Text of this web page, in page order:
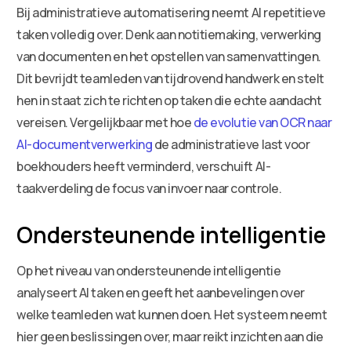
Bij administratieve automatisering neemt AI repetitieve
taken volledig over. Denk aan notitiemaking, verwerking
van documenten en het opstellen van samenvattingen.
Dit bevrijdt teamleden van tijdrovend handwerk en stelt
hen in staat zich te richten op taken die echte aandacht
vereisen. Vergelijkbaar met hoede evolutie van OCR naar
AI-documentverwerkingde administratieve last voor
boekhouders heeft verminderd, verschuift AI-
taakverdeling de focus van invoer naar controle.
Ondersteunende intelligentie
Op het niveau van ondersteunende intelligentie
analyseert AI taken en geeft het aanbevelingen over
welke teamleden wat kunnen doen. Het systeem neemt
hier geen beslissingen over, maar reikt inzichten aan die